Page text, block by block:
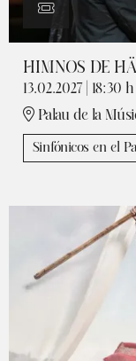
HIMNOS DE
13.02.2027
18:30 h
Palau de la
Sinfónicos en el